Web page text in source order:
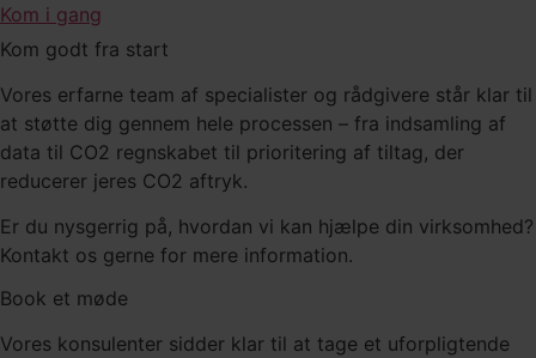
Kom i gang
Kom godt fra start
Vores erfarne team af specialister og rådgivere står klar til
at støtte dig gennem hele processen – fra indsamling af
data til CO2 regnskabet til prioritering af tiltag, der
reducerer jeres CO2 aftryk.
Er du nysgerrig på, hvordan vi kan hjælpe din virksomhed?
Kontakt os gerne for mere information.
Book et møde
Vores konsulenter sidder klar til at tage et uforpligtende